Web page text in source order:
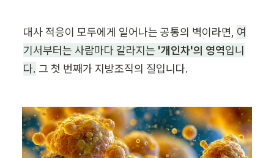
대사 적응이 모두에게 일어나는 공통의 벽이라면, 여
기서부터는 사람마다 갈라지는 '개인차'의 영역입니
다. 그 첫 번째가 지방조직의 질입니다.